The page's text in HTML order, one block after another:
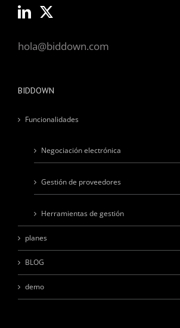
hola@biddown.com
BIDDOWN
Funcionalidades
Negociación electrónica
Gestión de proveedores
Herramientas de gestión
planes
BLOG
demo